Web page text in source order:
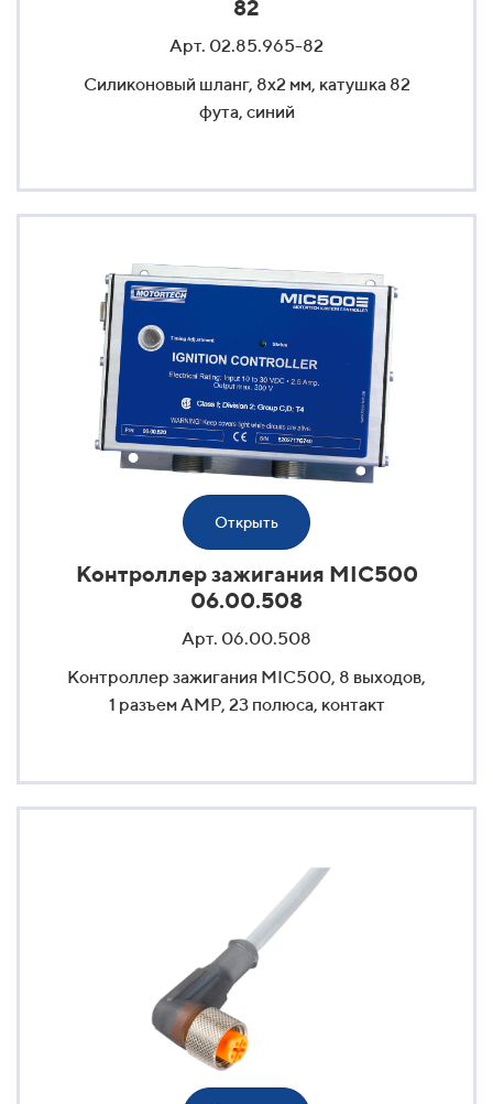
82
Арт. 02.85.965-82
Силиконовый шланг, 8x2 мм, катушка 82
фута, синий
Открыть
Контроллер зажигания MIC500
06.00.508
Арт. 06.00.508
Контроллер зажигания MIC500, 8 выходов,
1 разъем AMP, 23 полюса, контакт